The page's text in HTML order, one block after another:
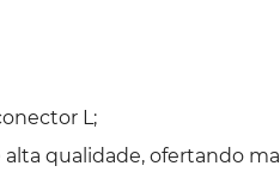
L;
qualidade, ofertando